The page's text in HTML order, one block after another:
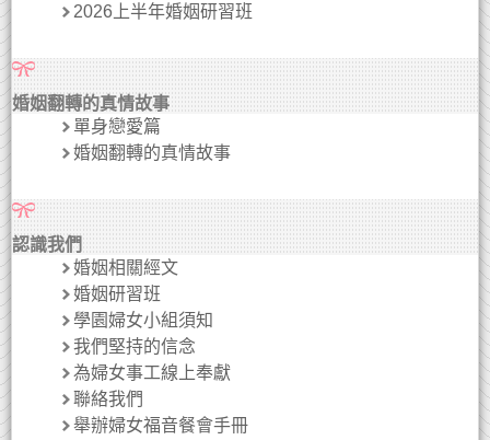
2026上半年婚姻研習班
婚姻翻轉的真情故事
單身戀愛篇
婚姻翻轉的真情故事
認識我們
婚姻相關經文
婚姻研習班
學園婦女小組須知
我們堅持的信念
為婦女事工線上奉獻
聯絡我們
舉辦婦女福音餐會手冊